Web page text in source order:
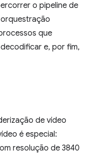
o pipeline de
que
e, por fim,
de vídeo
é especial:
resolução de 3840